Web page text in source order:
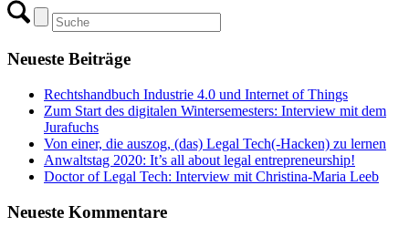
Neueste Beiträge
Rechtshandbuch Industrie 4.0 und Internet of Things
Zum Start des digitalen Wintersemesters: Interview mit dem
Jurafuchs
Von einer, die auszog, (das) Legal Tech(-Hacken) zu lernen
Anwaltstag 2020: It’s all about legal entrepreneurship!
Doctor of Legal Tech: Interview mit Christina-Maria Leeb
Neueste Kommentare